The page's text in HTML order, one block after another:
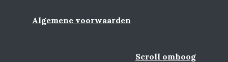
Algemene voorwaarden
Scroll omhoog